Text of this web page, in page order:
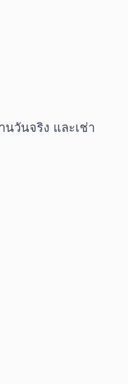
นวันจริง และเช่า